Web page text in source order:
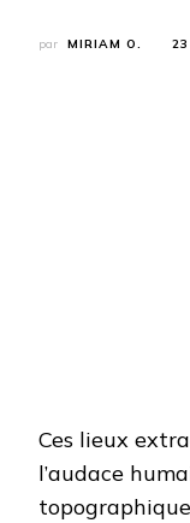
par MIRIAM O.
Ces lieux
l’audace